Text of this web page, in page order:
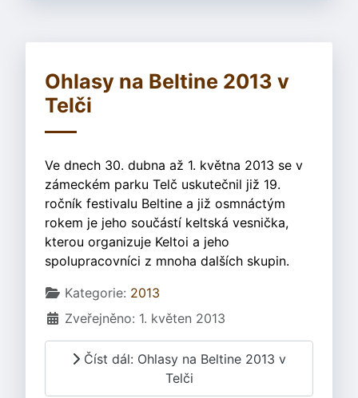
Ohlasy na Beltine 2013 v
Telči
Ve dnech 30. dubna až 1. května 2013 se v
zámeckém parku Telč uskutečnil již 19.
ročník festivalu Beltine a již osmnáctým
rokem je jeho součástí keltská vesnička,
kterou organizuje Keltoi a jeho
spolupracovníci z mnoha dalších skupin.
Základní údaje
Kategorie: 2013
Zveřejněno: 1. květen 2013
Číst dál: Ohlasy na Beltine 2013 v
Telči